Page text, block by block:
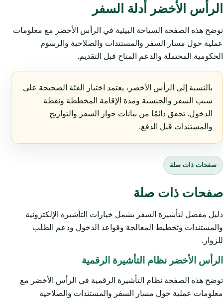
الرأس الأخضر أدلة السفر
توضح هذه الصفحة السياحة البيئية في الرأس الأخضر مع معلومات
عملية حول مسار السفر والمستندات والصلاحية والرسوم
الحكومية المحتملة والدعم المتاح قبل التقديم.
بالنسبة إلى الرأس الأخضر، يعتمد اختيار الفئة الصحيحة على
سبب السفر والجنسية ومدة الإقامة المخططة ونقطة
الدخول. تحقق دائمًا من بيانات جواز السفر والتواريخ
والمستندات قبل الدفع.
صفحات ذات صلة
صفحات ذات صلة
دليل مفصل لتأشيرة السفر يشمل خيارات التأشيرة الإلكترونية
والمستندات وتخطيط المعالجة وقواعد الدخول ودعم الطلب
للزوار.
الرأس الأخضر نظام التأشيرة الرقمية
توضح هذه الصفحة نظام التأشيرة الرقمية في الرأس الأخضر مع
معلومات عملية حول مسار السفر والمستندات والصلاحية